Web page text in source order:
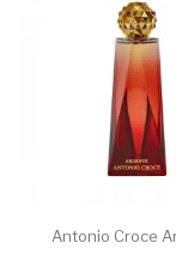
Antonio Croce